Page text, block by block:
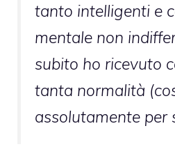
tanto intelligenti e
mentale non
subito ho ricevuto
tanta normalità
assolutamente per